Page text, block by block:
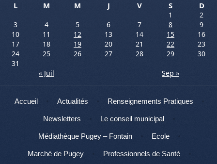
L
M M J V S D
1
2
3
4 5 6 7 8
9
10
11 12 13 14 15
16
17
18 19 20 21 22
23
24
25 26 27 28 29
30
31
« Juil
Sep »
Menu
Aller au contenu
Accueil Actualités Renseignements Pratiques
Newsletters Le conseil municipal
Médiathèque Pugey – Fontain Ecole
Marché de Pugey Professionnels de Santé